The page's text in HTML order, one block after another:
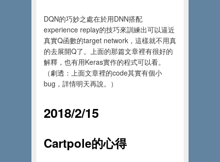
DQN的巧妙之處在於用DNN搭配
experience replay的技巧來訓練出可以逼近
真實Q函數的target network，這樣就不用真
的去展開Q了。上面的那篇文章裡有很好的
解釋，也有用Keras實作的程式可以看。
（劇透：上面文章裡的code其實有個小
bug，詳情明天再說。）
2018/2/15
Cartpole的心得